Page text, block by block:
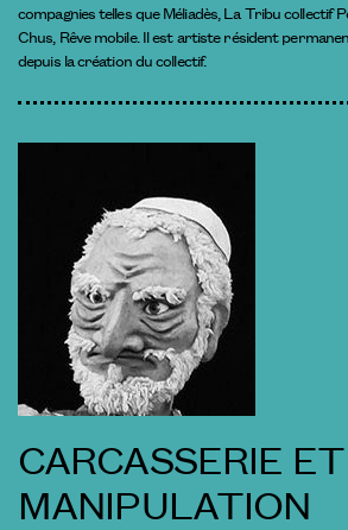
compagnies telles que Méliadès, La Tribu collectif
Chus, Rêve mobile. Il est artiste résident
depuis la création du collectif.
CARCASSERIE ET
MANIPULATION